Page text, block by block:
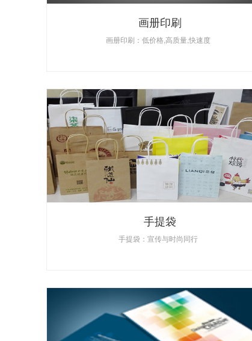
画册印刷
画册印刷：低价格,高质量,快速度
手提袋
手提袋：宣传与时尚同行